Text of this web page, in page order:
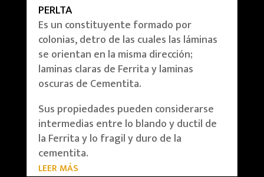
PERLTA
Es un constituyente formado por
colonias, detro de las cuales las láminas
se orientan en la misma dirección;
laminas claras de Ferrita y laminas
oscuras de Cementita.
Sus propiedades pueden considerarse
intermedias entre lo blando y ductil de
la Ferrita y lo fragil y duro de la
cementita.
LEER MÁS